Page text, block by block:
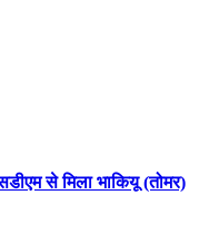
से मिला भाकियू (तोमर)